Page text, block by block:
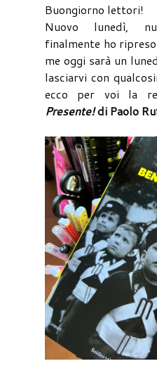
Buongiorno lettori!
Nuovo lunedì,
finalmente ho
me oggi sarà un
lasciarvi con
ecco per voi la
Presente!di Paolo